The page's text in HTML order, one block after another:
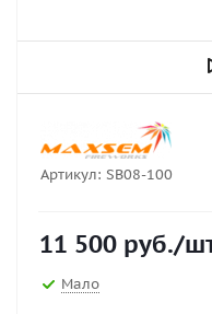
Артикул: SB08-100
11 500 руб./
Мало